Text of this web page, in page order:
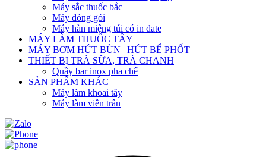
Máy sắc thuốc bắc
Máy đóng gói
Máy hàn miệng túi có in date
MÁY LÀM THUỐC TÂY
MÁY BƠM HÚT BÙN | HÚT BỂ PHỐT
THIẾT BỊ TRÀ SỮA, TRÀ CHANH
Quầy bar inox pha chế
SẢN PHẨM KHÁC
Máy làm khoai tây
Máy làm viên trân